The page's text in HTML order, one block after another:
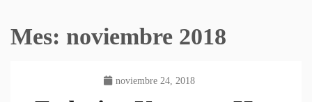
Mes: noviembre 2018
noviembre 24, 2018